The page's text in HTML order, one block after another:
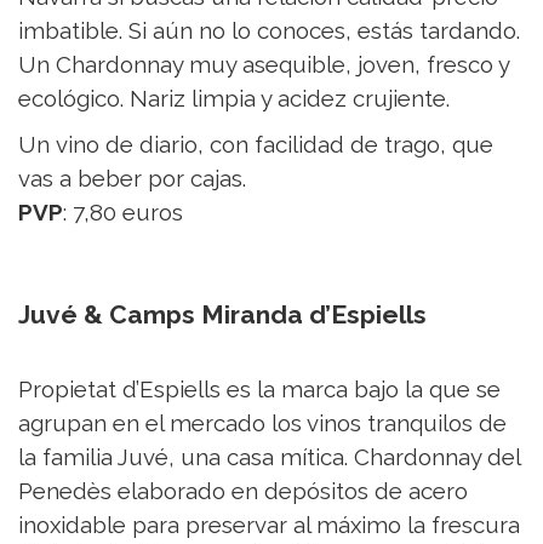
imbatible. Si aún no lo conoces, estás tardando.
Un Chardonnay muy asequible, joven, fresco y
ecológico. Nariz limpia y acidez crujiente.
Un vino de diario, con facilidad de trago, que
vas a beber por cajas.
PVP: 7,80 euros
Juvé & Camps Miranda d’Espiells
Propietat d’Espiells es la marca bajo la que se
agrupan en el mercado los vinos tranquilos de
la familia Juvé, una casa mítica. Chardonnay del
Penedès elaborado en depósitos de acero
inoxidable para preservar al máximo la frescura